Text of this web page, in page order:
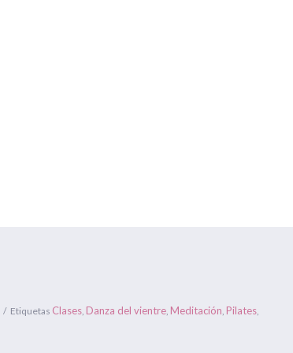
Etiquetas Clases, Danza del vientre, Meditación, Pilates,